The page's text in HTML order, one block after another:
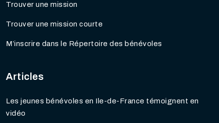
Trouver une mission
Trouver une mission courte
M’inscrire dans le Répertoire des bénévoles
Articles
Les jeunes bénévoles en Ile-de-France témoignent en
vidéo